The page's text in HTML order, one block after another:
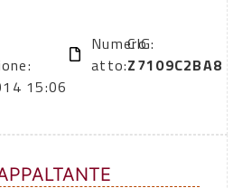
15:06
Numero
atto:
CIG:
Z7109C2BA8